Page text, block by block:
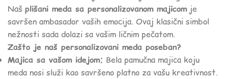
Naš plišani meda sa personalizovanom majicomje
savršen ambasador vaših emocija. Ovaj klasični simbol
nežnosti sada dolazi sa vašim ličnim pečatom.
Zašto je naš personalizovani meda poseban?
Majica sa vašom idejom: Bela pamučna majica koju
meda nosi služi kao savršeno platno za vašu kreativnost.